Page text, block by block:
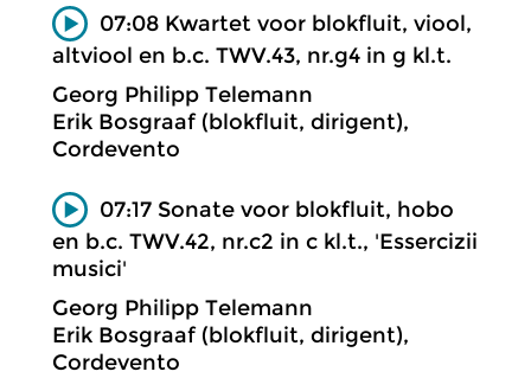
07:08 Kwartet voor blokfluit, viool,
altviool en b.c. TWV.43, nr.g4 in g kl.t.
Georg Philipp Telemann
Erik Bosgraaf (blokfluit, dirigent),
Cordevento
07:17 Sonate voor blokfluit, hobo
en b.c. TWV.42, nr.c2 in c kl.t., 'Essercizii
musici'
Georg Philipp Telemann
Erik Bosgraaf (blokfluit, dirigent),
Cordevento